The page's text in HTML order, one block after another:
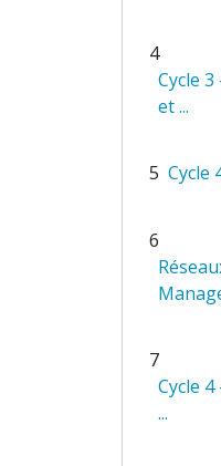
4
Cycle
et ...
5 Cycle
6
7
Cycle
...